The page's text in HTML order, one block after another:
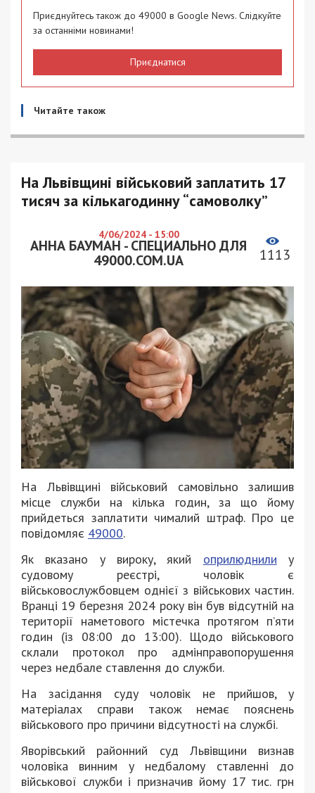
Приєднуйтесь також до 49000 в Google News. Слідкуйте
за останніми новинами!
Приєднатися
Читайте також
На Львівщині військовий заплатить 17
тисяч за кількагодинну “самоволку”
4/06/2024 - 15:00
АННА БАУМАН - СПЕЦИАЛЬНО ДЛЯ
49000.COM.UA
1113
На Львівщині військовий самовільно залишив
місце служби на кілька годин, за що йому
прийдеться заплатити чималий штраф. Про це
повідомляє 49000.
Як вказано у вироку, який оприлюднили у
судовому реєстрі, чоловік є
військовослужбовцем однієї з військових частин.
Вранці 19 березня 2024 року він був відсутній на
території наметового містечка протягом п’яти
годин (із 08:00 до 13:00). Щодо військового
склали протокол про адмінправопорушення
через недбале ставлення до служби.
На засідання суду чоловік не прийшов, у
матеріалах справи також немає пояснень
військового про причини відсутності на службі.
Яворівський районний суд Львівщини визнав
чоловіка винним у недбалому ставленні до
військової служби і призначив йому 17 тис. грн